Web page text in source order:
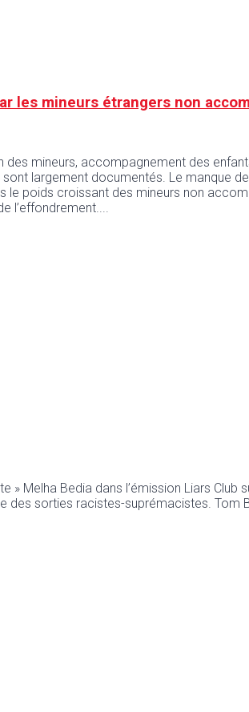
les mineurs étrangers non
mineurs, accompagnement des
largement documentés. Le manque
poids croissant des mineurs non
l’effondrement.
» Melha Bedia dans l’émission Liars
des sorties racistes-suprémacistes.